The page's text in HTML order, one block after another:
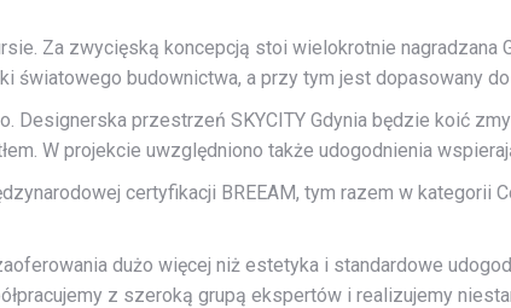
Za zwycięską koncepcją stoi wielokrotnie nagradzana
światowego budownictwa, a przy tym jest dopasowany
Designerska przestrzeń SKYCITY Gdynia będzie koić
W projekcie uwzględniono także udogodnienia
certyfikacji BREEAM, tym razem w kategorii
dużo więcej niż estetyka i standardowe
z szeroką grupą ekspertów i realizujemy